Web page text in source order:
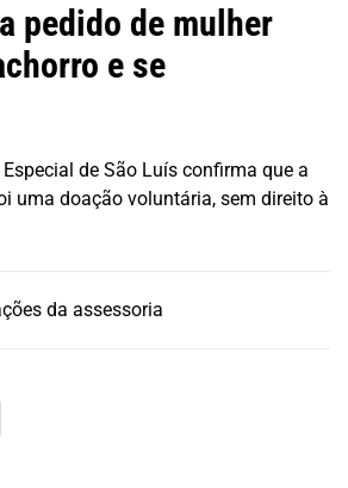
pedido de mulher
e se
de São Luís confirma que a
uma doação voluntária, sem direito à
da assessoria